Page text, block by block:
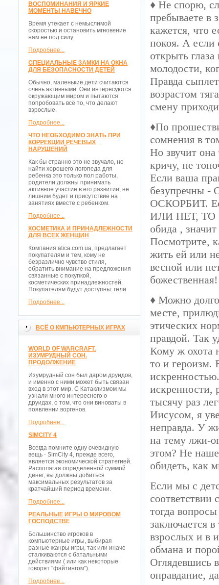
ВОСПОМИНАНИЯ И ЯРКИЕ
МОМЕНТЫ НАВЕЧНО
Время утекает с немыслимой
скоростью и остановить мгновение
нам не под силу.
Подробнее...
СПЕЦИАЛЬНЫЕ ЗАМКИ НА ОКНА
ДЛЯ БЕЗОПАСНОСТИ ДЕТЕЙ
Обычно, маленькие дети считаются
очень активными. Они интересуются
окружающим миром и пытаются
попробовать всё то, что делают
взрослые.
Подробнее...
ЧТО НЕОБХОДИМО ЗНАТЬ ПРИ
КОРРЕКЦИИ РЕЧЕВЫХ
НАРУШЕНИЙ
Как бы странно это не звучало, но
найти хорошего логопеда для
ребенка это только пол работы,
родители должны принимать
активное участие в его развитии, не
лишним будет и присутствие на
занятиях вместе с ребенком.
Подробнее...
КОСМЕТИКА И ПРИНАДЛЕЖНОСТИ
ДЛЯ ВСЕХ ЖЕНЩИН
Компания atica.com.ua, предлагает
покупателям и тем, кому не
безразлично чувство стиля,
обратить внимание на предложения
связанные с покупкой,
косметических принадлежностей.
Покупателям будут доступны: гели
Подробнее...
ВСЁ О КМПЬЮТЕРНЫХ ИГРАХ
WORLD OF WARCRAFT.
ИЗУМРУДНЫЙ СОН.
ПРОДОЛЖЕНИЕ
Изумрудный сон был даром друидов,
и именно с ними может быть связан
вход в этот мир. С Катаклизмом мы
узнали много интересного о
друидах, о том, что они виноваты в
появлении воргенов.
Подробнее...
SIMCITY 4
Всегда помните одну очевидную
вещь - SimCity 4, прежде всего,
является экономической стратегией.
Располагая определенной суммой
денег, вы должны добиться
максимальных результатов за
кратчайший период времени.
Подробнее...
РЕАЛЬНЫЕ ИГРЫ О МИРОВОМ
ГОСПОДСТВЕ
Большинство игроков в
компьютерные игры, выбирая
разные жанры игры, так или иначе
сталкиваются с батальными
действиями ( или как некоторые
говорят "файтингом").
Подробнее...
♦ Не спорю,
пребываете в
кажется, что
покоя. А если
открыть
молодости,
Правда
возрастом
смену
♦По
сомнения в
Но звучит
кричу, не
Если ваша
ОСКОРБИТ.
ИЛИ НЕТ, ТО
обида ,
Посмотрите,
жить ей или
весной или
божественная!
♦ Можно долго
месте,
этических
правдой. Так
Кому ж охота
то и героизм.
искренности,
тысячу раз
Иисусом, я
неправда. У
на тему лжи-
этом? Не наше
обидеть, как
Если мы с
соответствии
тогда
заключается
взрослых и в
обмана и
Оглядевшись
оправдание,